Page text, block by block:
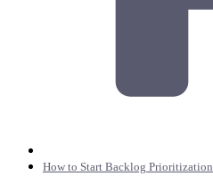
How to Start Backlog Prioritization